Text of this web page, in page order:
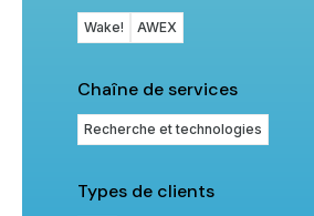
Wake! AWEX
Chaîne de services
Recherche et technologies
Types de clients